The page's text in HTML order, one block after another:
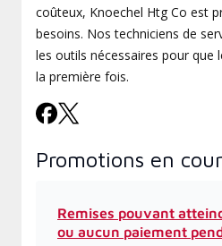
coûteux, Knoechel Htg Co est
besoins. Nos techniciens de
les outils nécessaires pour que
la première fois.
Promotions en
Remises pouvant
ou aucun paiement